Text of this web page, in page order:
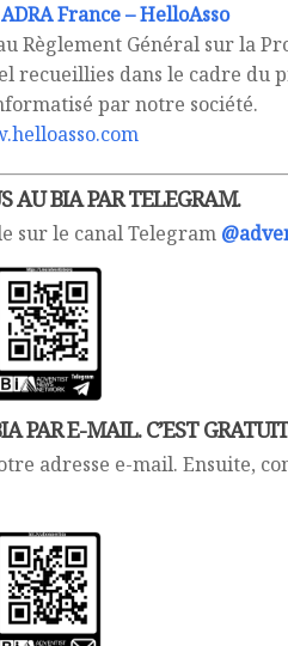
France – HelloAsso
Règlement Général sur la
recueillies dans le cadre
par notre société.
AU BIA PAR TELEGRAM.
sur le canal Telegram
PAR E-MAIL. C’EST
adresse e-mail. Ensuite,